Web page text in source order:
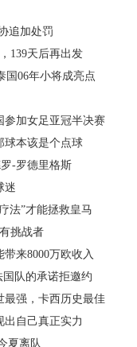
追加处罚
139天后再出发
国06年小将成亮点
参加女足亚冠半决赛
球本该是个点球
-罗德里格斯
迷
法”才能拯救皇马
挑战者
来8000万欧收入
队的承诺拒邀约
最强，卡西历史最佳
出自己真正实力
夏离队